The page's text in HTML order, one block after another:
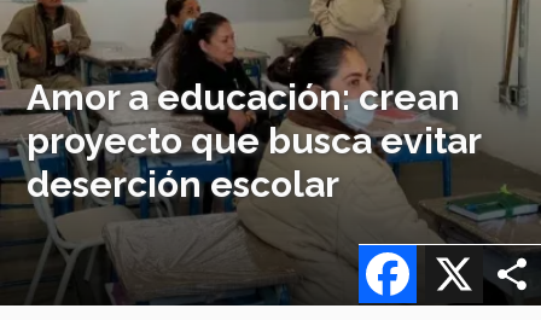
Amor a educación: crean
proyecto que busca evitar
deserción escolar
X
Facebook